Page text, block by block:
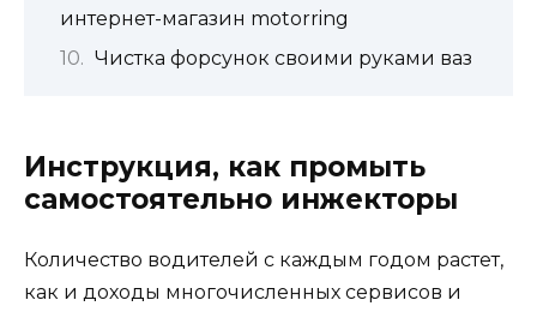
интернет-магазин motorring
Чистка форсунок своими руками ваз
Инструкция, как промыть
самостоятельно инжекторы
Количество водителей с каждым годом растет,
как и доходы многочисленных сервисов и